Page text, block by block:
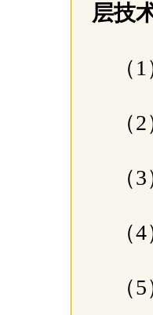
层技
（
（
（
（
（